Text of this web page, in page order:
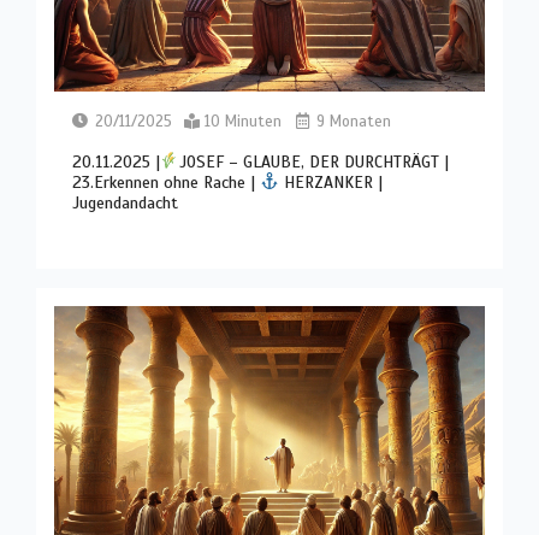
20/11/2025 10 Minuten 9 Monaten
20.11.2025 |
JOSEF – GLAUBE, DER DURCHTRÄGT |
23.Erkennen ohne Rache |
HERZANKER |
Jugendandacht